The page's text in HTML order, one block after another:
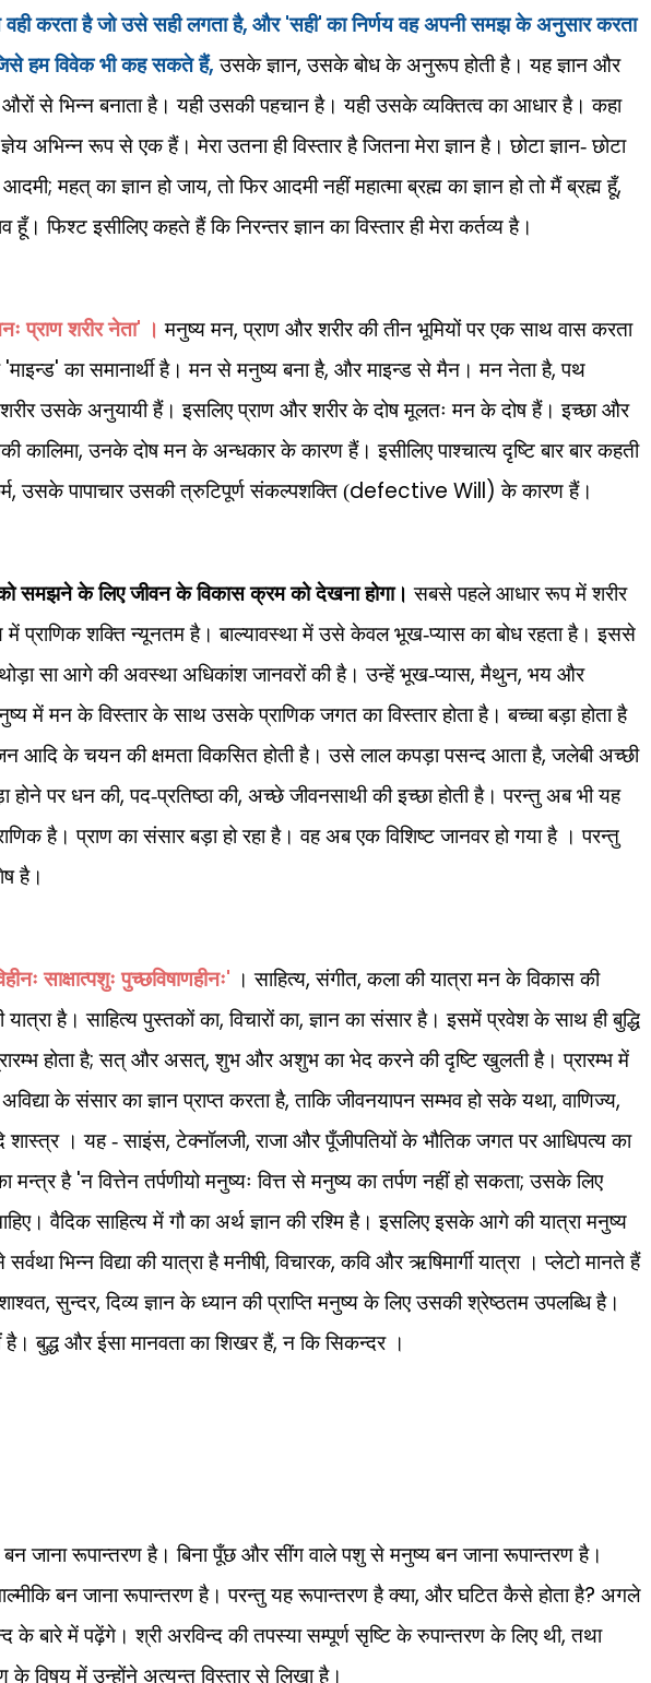
वही करता है जो उसे सही लगता है, और'सही'का निर्णय वह अपनी समझ के अनुसार करता
हम विवेक भी कह सकते हैं, उसके ज्ञान,उसके बोध के अनुरूप होती है। यह ज्ञान और
औरों से भिन्न बनाता है। यही उसकी पहचान है। यही उसके व्यक्तित्व का आधार है। कहा
ज्ञेय अभिन्न रूप से एक हैं। मेरा उतना ही विस्तार है जितना मेरा ज्ञान है। छोटा ज्ञान- छोटा
आदमी;महत् का ज्ञान हो जाय,तो फिर आदमी नहीं महात्मा ब्रह्म का ज्ञान हो तो मैं ब्रह्म हूँ,
हूँ। फिश्ट इसीलिए कहते हैं कि निरन्तर ज्ञान का विस्तार ही मेरा कर्तव्य है।
प्राण शरीर नेता' । मनुष्य मन,प्राण और शरीर की तीन भूमियों पर एक साथ वास करता
'माइन्ड'का समानार्थी है। मन से मनुष्य बना है, और माइन्ड से मैन। मन नेता है,पथ
उसके अनुयायी हैं। इसलिए प्राण और शरीर के दोष मूलतः मन के दोष हैं। इच्छा और
कालिमा,उनके दोष मन के अन्धकार के कारण हैं। इसीलिए पाश्चात्य दृष्टि बार बार कहती
,उसके पापाचार उसकी त्रुटिपूर्ण संकल्पशक्ति (defective Will)के कारण हैं।
समझने के लिए जीवन के विकास क्रम को देखना होगा। सबसे पहले आधार रूप में शरीर
प्राणिक शक्ति न्यूनतम है। बाल्यावस्था में उसे केवल भूख-प्यास का बोध रहता है। इससे
सा आगे की अवस्था अधिकांश जानवरों की है। उन्हें भूख-प्यास,मैथुन, भय और
में मन के विस्तार के साथ उसके प्राणिक जगत का विस्तार होता है। बच्चा बड़ा होता है
आदि के चयन की क्षमता विकसित होती है। उसे लाल कपड़ा पसन्द आता है,जलेबी अच्छी
होने पर धन की,पद-प्रतिष्ठा की, अच्छे जीवनसाथी की इच्छा होती है। परन्तु अब भी यह
है। प्राण का संसार बड़ा हो रहा है। वह अब एक विशिष्ट जानवर हो गया है । परन्तु
है।
साक्षात्पशुः पुच्छविषाणहीनः' । साहित्य,संगीत,कला की यात्रा मन के विकास की
है। साहित्य पुस्तकों का,विचारों का,ज्ञान का संसार है। इसमें प्रवेश के साथ ही बुद्धि
होता है;सत् और असत्,शुभ और अशुभ का भेद करने की दृष्टि खुलती है। प्रारम्भ में
के संसार का ज्ञान प्राप्त करता है,ताकि जीवनयापन सम्भव हो सके यथा,वाणिज्य,
शास्त्र । यह - साइंस,टेक्नॉलजी,राजा और पूँजीपतियों के भौतिक जगत पर आधिपत्य का
मन्त्र है 'न वित्तेन तर्पणीयो मनुष्यः वित्त से मनुष्य का तर्पण नहीं हो सकता;उसके लिए
वैदिक साहित्य में गौ का अर्थ ज्ञान की रश्मि है। इसलिए इसके आगे की यात्रा मनुष्य
भिन्न विद्या की यात्रा है मनीषी,विचारक,कवि और ऋषिमार्गी यात्रा । प्लेटो मानते हैं
,सुन्दर,दिव्य ज्ञान के ध्यान की प्राप्ति मनुष्य के लिए उसकी श्रेष्ठतम उपलब्धि है।
बुद्ध और ईसा मानवता का शिखर हैं,न कि सिकन्दर ।
जाना रूपान्तरण है। बिना पूँछ और सींग वाले पशु से मनुष्य बन जाना रूपान्तरण है।
बन जानारूपान्तरण है। परन्तु यह रूपान्तरण है क्या, और घटित कैसे होता है? अगले
के बारे में पढ़ेंगे। श्री अरविन्द की तपस्या सम्पूर्ण सृष्टि के रुपान्तरण के लिए थी,तथा
विषय में उन्होंने अत्यन्त विस्तार से लिखा है।